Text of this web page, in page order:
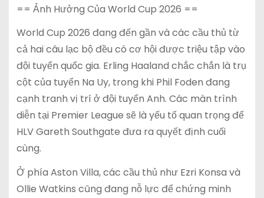
== Ảnh Hưởng Của World Cup 2026 ==
World Cup 2026 đang đến gần và các cầu thủ từ
cả hai câu lạc bộ đều có cơ hội được triệu tập vào
đội tuyển quốc gia. Erling Haaland chắc chắn là trụ
cột của tuyển Na Uy, trong khi Phil Foden đang
cạnh tranh vị trí ở đội tuyển Anh. Các màn trình
diễn tại Premier League sẽ là yếu tố quan trọng để
HLV Gareth Southgate đưa ra quyết định cuối
cùng.
Ở phía Aston Villa, các cầu thủ như Ezri Konsa và
Ollie Watkins cũng đang nỗ lực để chứng minh